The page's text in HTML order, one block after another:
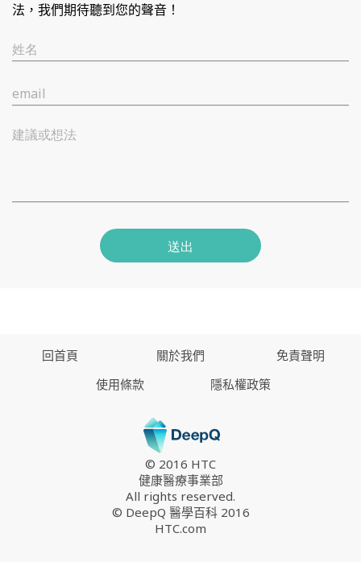
法，我們期待聽到您的聲音！
姓名
email
建議或想法
送出
回首頁 關於我們
免責聲明
使用條款
隱私權政策
© 2016 HTC
健康醫療事業部
All rights reserved.
© DeepQ 醫學百科 2016
HTC.com